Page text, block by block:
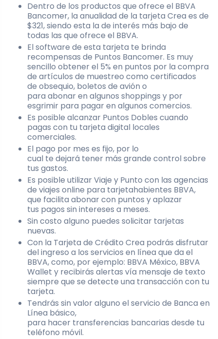
Dentro de los productos que ofrece el BBVA
Bancomer, la anualidad de la tarjeta Crea es de
$321, siendo esta la de interés más bajo de
todas las que ofrece el BBVA.
El software de esta tarjeta te brinda
recompensas de Puntos Bancomer. Es muy
sencillo obtener el 5% en puntos por la compra
de artículos de muestreo como certificados
de obsequio, boletos de avión o
para abonar en algunos shoppings y por
esgrimir para pagar en algunos comercios.
Es posible alcanzar Puntos Dobles cuando
pagas con tu tarjeta digital locales
comerciales.
El pago por mes es fijo, por lo
cual te dejará tener más grande control sobre
tus gastos.
Es posible utilizar Viaje y Punto con las agencias
de viajes online para tarjetahabientes BBVA,
que facilita abonar con puntos y aplazar
tus pagos sin intereses a meses.
Sin costo alguno puedes solicitar tarjetas
nuevas.
Con la Tarjeta de Crédito Crea podrás disfrutar
del ingreso a los servicios en línea que da el
BBVA, como, por ejemplo: BBVA México, BBVA
Wallet y recibirás alertas vía mensaje de texto
siempre que se detecte una transacción con tu
tarjeta.
Tendrás sin valor alguno el servicio de Banca en
Línea básico,
para hacer transferencias bancarias desde tu
teléfono móvil.